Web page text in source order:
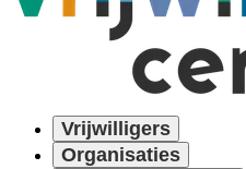
Vrijwilligers
Organisaties